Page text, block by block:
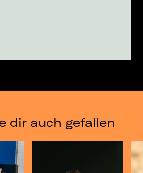
dir auch gefallen